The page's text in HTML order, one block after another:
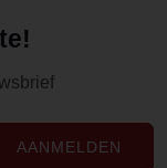
AANMELDEN